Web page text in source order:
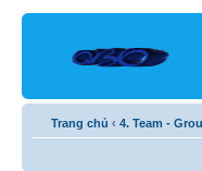
Trang chủ ‹ 4. Team -